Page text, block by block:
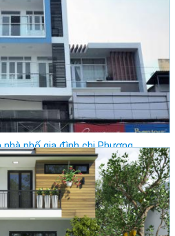
- Quận Phú Nhuận
phố gia đình chị Phương
- Quận Tân Phú